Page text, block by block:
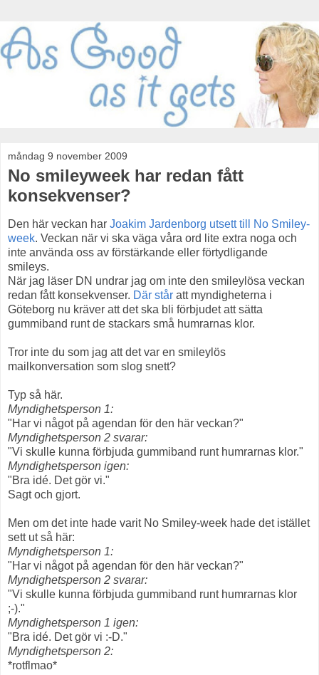
måndag 9 november 2009
No smileyweek har redan fått
konsekvenser?
Den här veckan har Joakim Jardenborg utsett till No Smiley-
week. Veckan när vi ska väga våra ord lite extra noga och
inte använda oss av förstärkande eller förtydligande
smileys.
När jag läser DN undrar jag om inte den smileylösa veckan
redan fått konsekvenser. Där står att myndigheterna i
Göteborg nu kräver att det ska bli förbjudet att sätta
gummiband runt de stackars små humrarnas klor.
Tror inte du som jag att det var en smileylös
mailkonversation som slog snett?
Typ så här.
Myndighetsperson 1:
"Har vi något på agendan för den här veckan?"
Myndighetsperson 2 svarar:
"Vi skulle kunna förbjuda gummiband runt humrarnas klor."
Myndighetsperson igen:
"Bra idé. Det gör vi."
Sagt och gjort.
Men om det inte hade varit No Smiley-week hade det istället
sett ut så här:
Myndighetsperson 1:
"Har vi något på agendan för den här veckan?"
Myndighetsperson 2 svarar:
"Vi skulle kunna förbjuda gummiband runt humrarnas klor
;-)."
Myndighetsperson 1 igen:
"Bra idé. Det gör vi :-D."
Myndighetsperson 2:
*rotflmao*